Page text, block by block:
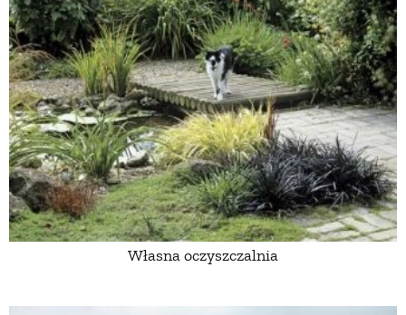
Własna oczyszczalnia
ZWYCZAJE
ZRÓB TO SAM
PRZEPISY
ŚNIADANIA
PRZYSTAWKI